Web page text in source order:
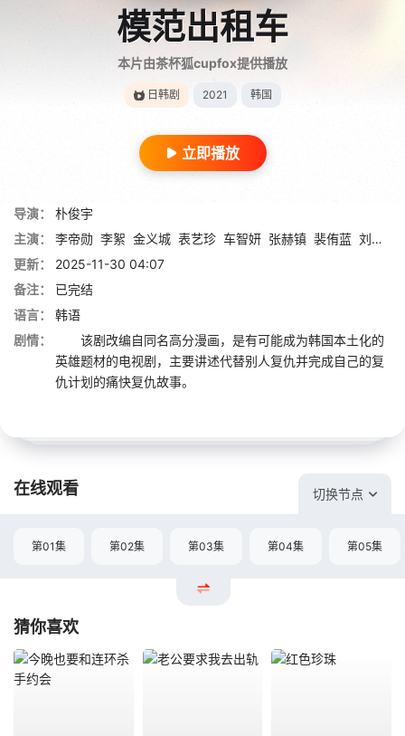
模范出租车
本片由茶杯狐cupfox提供播放
日韩剧 2021 韩国
立即播放
导演：
朴俊宇
主演：
李帝勋 李絮 金义城 表艺珍 车智妍 张赫镇 裴侑蓝 刘承睦
更新：
2025-11-30 04:07
备注：
已完结
语言：
韩语
剧情：
该剧改编自同名高分漫画，是有可能成为韩国本土化的
英雄题材的电视剧，主要讲述代替别人复仇并完成自己的复
仇计划的痛快复仇故事。
在线观看 切换节点
第01集 第02集 第03集 第04集 第05集
猜你喜欢